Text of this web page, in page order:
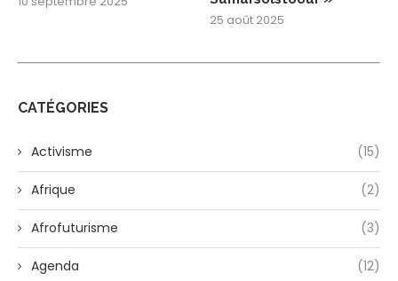
25 août 2025
CATÉGORIES
Activisme (15)
Afrique (2)
Afrofuturisme (3)
Agenda (12)